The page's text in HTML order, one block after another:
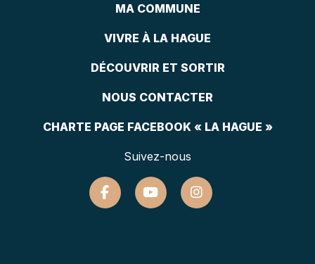
MA COMMUNE
VIVRE À LA HAGUE
DÉCOUVRIR ET SORTIR
NOUS CONTACTER
CHARTE PAGE FACEBOOK « LA HAGUE »
Suivez-nous